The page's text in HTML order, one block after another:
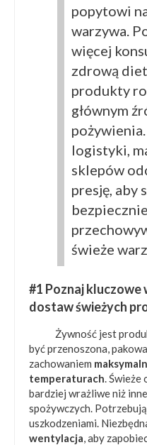
popytowi
warzywa.
więcej
zdrową
produkty
głównym
logistyki,
sklepów
presję, aby
świeże
#1 Poznaj kluczowe
dostaw świeżych
Żywność jest
być przenoszona,
zachowaniem
temperaturach. Świeże
bardziej wrażliwe niż
spożywczych.
uszkodzeniami.
wentylacja, aby